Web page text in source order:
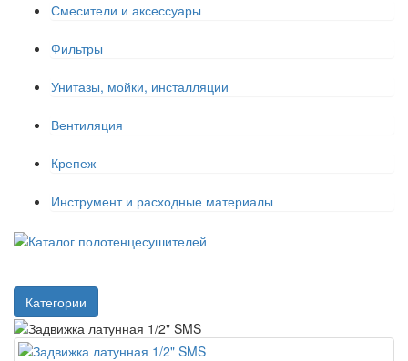
Смесители и аксессуары
Фильтры
Унитазы, мойки, инсталляции
Вентиляция
Крепеж
Инструмент и расходные материалы
Категории